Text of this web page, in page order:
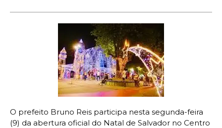
O prefeito Bruno Reis participa nesta segunda-feira
(9) da abertura oficial do Natal de Salvador no Centro